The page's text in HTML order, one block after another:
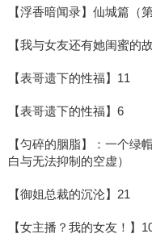
【浮香暗闻录】仙城篇（第
【我与女友还有她闺蜜的
【表哥遗下的性福】11
【表哥遗下的性福】6
【匀碎的胭脂】：一个
白与无法抑制的空虚）
【御姐总裁的沉沦】21
【女主播？我的女友！】